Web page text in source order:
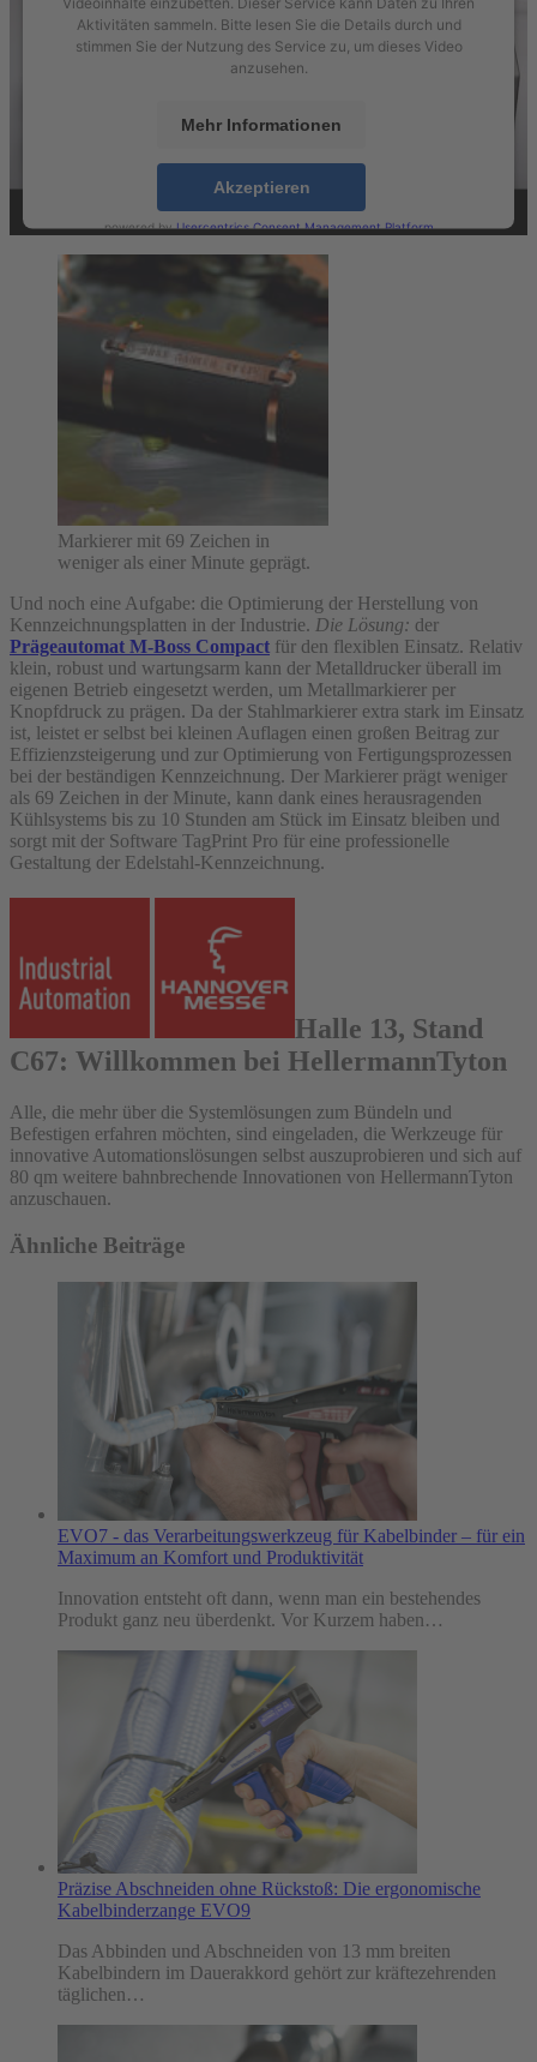
Aktivitäten sammeln. Bitte lesen Sie die Details durch und
stimmen Sie der Nutzung des Service zu, um dieses Video
anzusehen.
Mehr Informationen
Akzeptieren
powered byUsercentrics Consent Management Platform
Markierer mit 69 Zeichen in
weniger als einer Minute geprägt.
Und noch eine Aufgabe: die Optimierung der Herstellung von
Kennzeichnungsplatten in der Industrie. Die Lösung: der
Prägeautomat M-Boss Compact für den flexiblen Einsatz. Relativ
klein, robust und wartungsarm kann der Metalldrucker überall im
eigenen Betrieb eingesetzt werden, um Metallmarkierer per
Knopfdruck zu prägen. Da der Stahlmarkierer extra stark im Einsatz
ist, leistet er selbst bei kleinen Auflagen einen großen Beitrag zur
Effizienzsteigerung und zur Optimierung von Fertigungsprozessen
bei der beständigen Kennzeichnung. Der Markierer prägt weniger
als 69 Zeichen in der Minute, kann dank eines herausragenden
Kühlsystems bis zu 10 Stunden am Stück im Einsatz bleiben und
sorgt mit der Software TagPrint Pro für eine professionelle
Gestaltung der Edelstahl-Kennzeichnung.
Halle 13, Stand
C67: Willkommen bei HellermannTyton
Alle, die mehr über die Systemlösungen zum Bündeln und
Befestigen erfahren möchten, sind eingeladen, die Werkzeuge für
innovative Automationslösungen selbst auszuprobieren und sich auf
80 qm weitere bahnbrechende Innovationen von HellermannTyton
anzuschauen.
Ähnliche Beiträge
EVO7 - das Verarbeitungswerkzeug für Kabelbinder – für ein
Maximum an Komfort und Produktivität
Innovation entsteht oft dann, wenn man ein bestehendes
Produkt ganz neu überdenkt. Vor Kurzem haben…
Präzise Abschneiden ohne Rückstoß: Die ergonomische
Kabelbinderzange EVO9
Das Abbinden und Abschneiden von 13 mm breiten
Kabelbindern im Dauerakkord gehört zur kräftezehrenden
täglichen…